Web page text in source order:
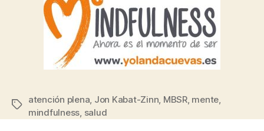
atención plena, Jon Kabat-Zinn, MBSR, mente,
mindfulness, salud